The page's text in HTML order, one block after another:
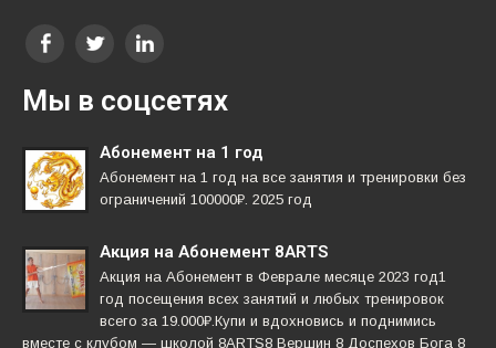
Мы в соцсетях
Абонемент на 1 год
Абонемент на 1 год на все занятия и тренировки без
ограничений 100000₽. 2025 год
Акция на Абонемент 8ARTS
Акция на Абонемент в Феврале месяце 2023 год1
год посещения всех занятий и любых тренировок
всего за 19.000₽.Купи и вдохновись и поднимись
вместе с клубом — школой 8ARTS8 Вершин 8 Доспехов Бога 8